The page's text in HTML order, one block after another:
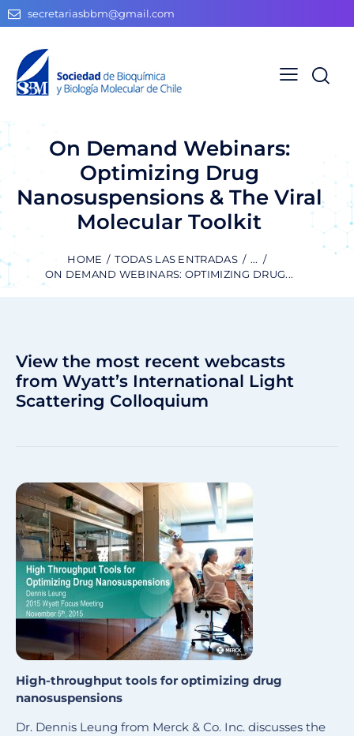
secretariasbbm@gmail.com
On Demand Webinars:
Optimizing Drug
Nanosuspensions & The Viral
Molecular Toolkit
HOME TODAS LAS ENTRADAS
...
ON DEMAND WEBINARS: OPTIMIZING DRUG...
View the most recent webcasts
from Wyatt’s International Light
Scattering Colloquium
High-throughput tools for optimizing drug
nanosuspensions
Dr. Dennis Leung from Merck & Co. Inc. discusses the